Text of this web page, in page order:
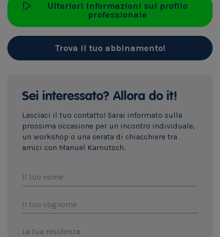
Ulteriori informazioni sul profilo
professionale
Trova il tuo abbinamento!
Sei interessato? Allora do it!
Lasciaci il tuo contatto! Sarai informato sulla
prossima occasione per un incontro individuale,
un workshop o una serata di chiacchiere tra
amici con Manuel Karnutsch.
Il tuo nome
Il tuo cognome
La tua residenza